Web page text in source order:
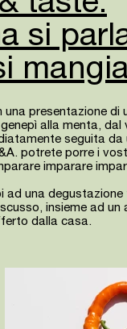
si
una presentazione di
alla menta, dal
seguita da
potrete porre i
imparare
ad una degustazione
insieme ad un
dalla casa.